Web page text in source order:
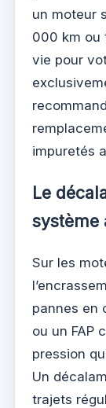
un moteur
000 km ou
vie pour
impuretés
Le
système
Sur les
pannes en
ou un FAP
pression
Un
trajets